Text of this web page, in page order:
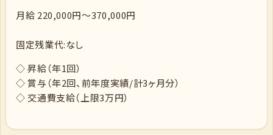
月給 220,000円～370,000円
固定残業代:なし
◇ 昇給（年1回）
◇ 賞与（年2回、前年度実績/計3ヶ月分）
◇ 交通費支給（上限3万円）